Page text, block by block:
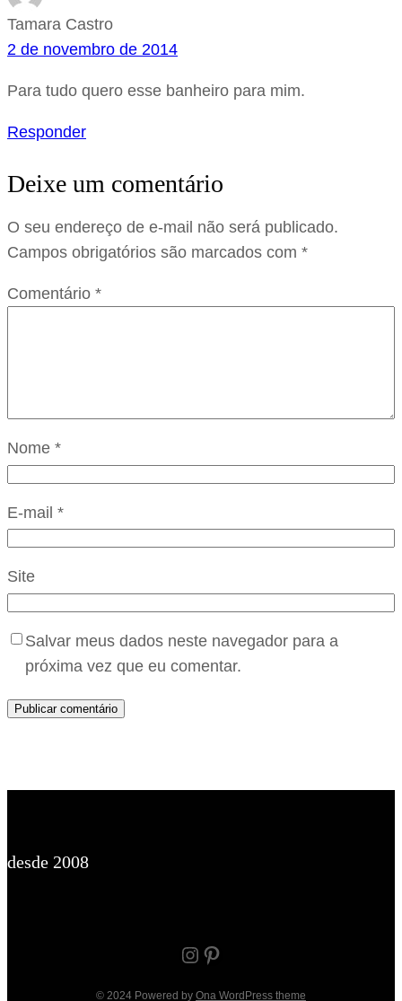
Tamara Castro
2 de novembro de 2014
Para tudo quero esse banheiro para mim.
Responder
Deixe um comentário
O seu endereço de e-mail não será publicado.
Campos obrigatórios são marcados com *
Comentário *
Nome *
E-mail *
Site
Salvar meus dados neste navegador para a
próxima vez que eu comentar.
desde 2008
Instagram Pinterest
© 2024 Powered by Ona WordPress theme